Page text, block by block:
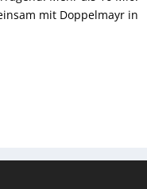
mit Doppelmayr in